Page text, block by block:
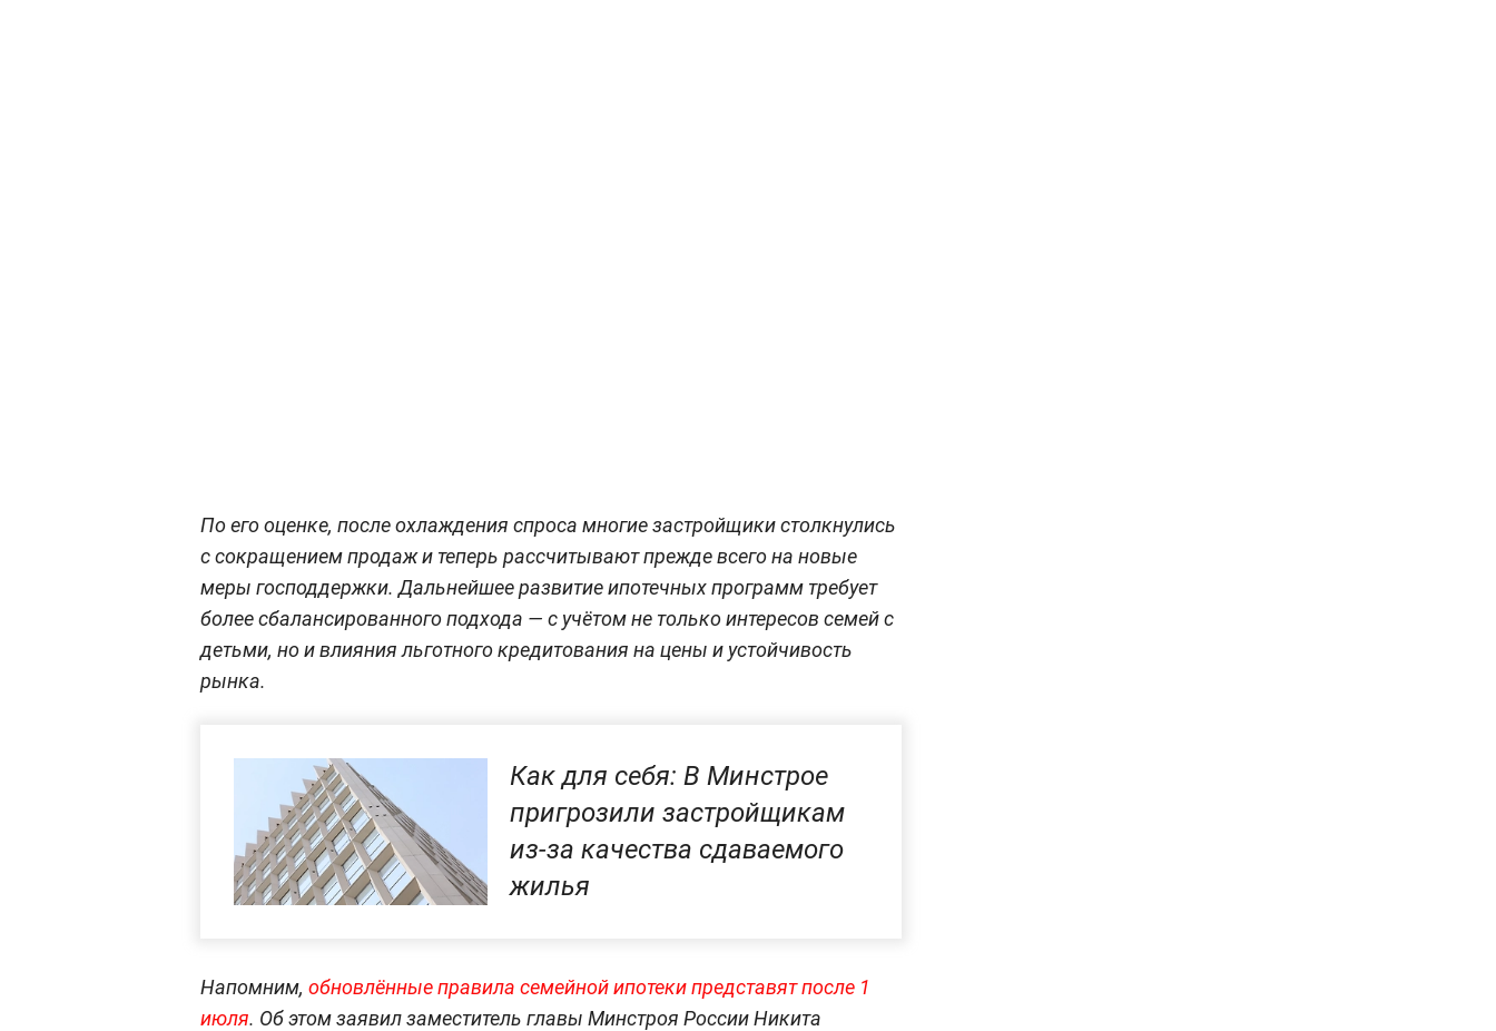
По его оценке, после охлаждения спроса многие застройщики столкнулись
с сокращением продаж и теперь рассчитывают прежде всего на новые
меры господдержки. Дальнейшее развитие ипотечных программ требует
более сбалансированного подхода — с учётом не только интересов семей с
детьми, но и влияния льготного кредитования на цены и устойчивость
рынка.
Как для себя: В Минстрое
пригрозили застройщикам
из-за качества сдаваемого
жилья
Напомним, обновлённые правила семейной ипотеки представят после 1
июля. Об этом заявил заместитель главы Минстроя России Никита